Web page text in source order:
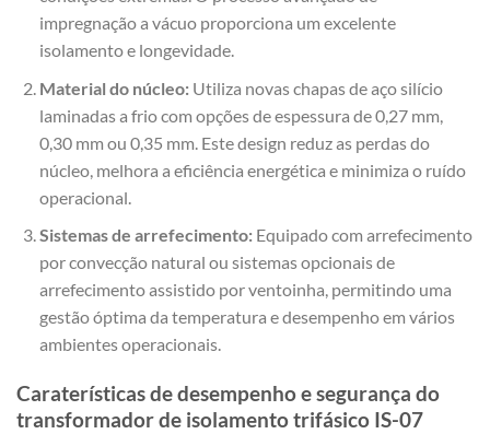
impregnação a vácuo proporciona um excelente
isolamento e longevidade.
Material do núcleo:Utiliza novas chapas de aço silício
laminadas a frio com opções de espessura de 0,27 mm,
0,30 mm ou 0,35 mm. Este design reduz as perdas do
núcleo, melhora a eficiência energética e minimiza o ruído
operacional.
Sistemas de arrefecimento:Equipado com arrefecimento
por convecção natural ou sistemas opcionais de
arrefecimento assistido por ventoinha, permitindo uma
gestão óptima da temperatura e desempenho em vários
ambientes operacionais.
Caraterísticas de desempenho e segurança do
transformador de isolamento trifásico IS-07